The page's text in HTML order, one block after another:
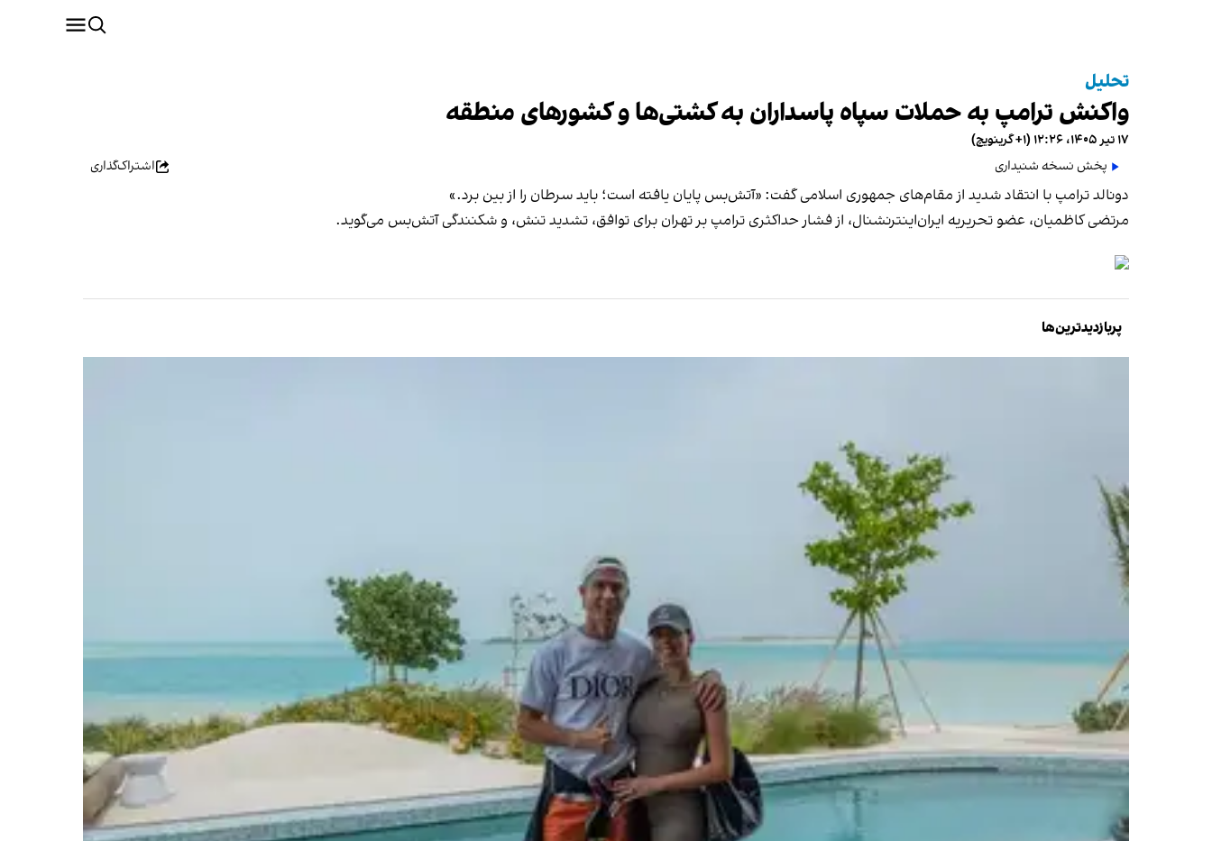
تحلیل
واکنش ترامپ به حملات سپاه پاسداران به کشتی‌ها و کشورهای منطقه
۱۷ تیر ۱۴۰۵، ۱۲:۲۶ (‎+۱ گرینویچ)
پخش نسخه شنیداری
اشتراک‌گذاری
دونالد ترامپ با انتقاد شدید از مقام‌های جمهوری اسلامی گفت: «آتش‌بس پایان یافته است؛ باید سرطان را از بین برد.»
مرتضی کاظمیان، عضو تحریریه ایران‌اینترنشنال، از فشار حداکثری ترامپ بر تهران برای توافق، تشدید تنش، و شکنندگی آتش‌بس می‌گوید.
پربازدیدترین‌ها